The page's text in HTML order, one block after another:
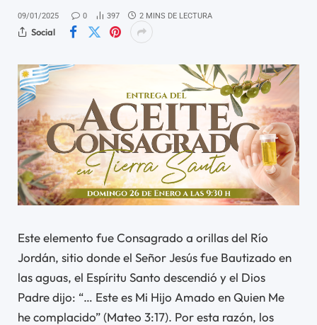
09/01/2025 0 397 2 MINS DE LECTURA
Social
Este elemento fue Consagrado a orillas del Río
Jordán, sitio donde el Señor Jesús fue Bautizado en
las aguas, el Espíritu Santo descendió y el Dios
Padre dijo: “… Este es Mi Hijo Amado en Quien Me
he complacido” (Mateo 3:17). Por esta razón, los